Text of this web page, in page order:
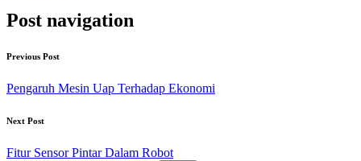
Post navigation
Previous Post
Pengaruh Mesin Uap Terhadap Ekonomi
Next Post
Fitur Sensor Pintar Dalam Robot